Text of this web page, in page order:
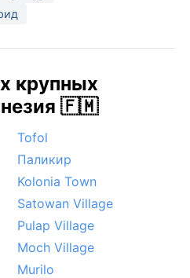
крупных
🇫🇲
Tofol
Паликир
Kolonia Town
Satowan Village
Pulap Village
Moch Village
Murilo